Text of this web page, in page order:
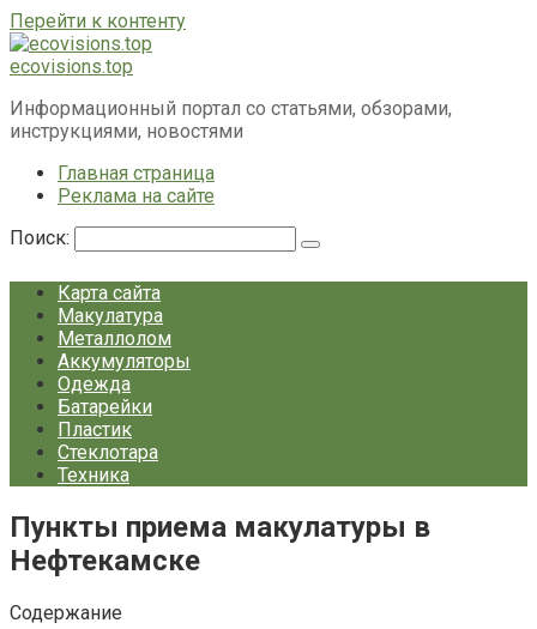
Перейти к контенту
ecovisions.top
Информационный портал со статьями, обзорами,
инструкциями, новостями
Главная страница
Реклама на сайте
Поиск:
Карта сайта
Макулатура
Металлолом
Аккумуляторы
Одежда
Батарейки
Пластик
Стеклотара
Техника
Пункты приема макулатуры в
Нефтекамске
Содержание